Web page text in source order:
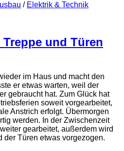
/ Elektrik & Technik
und Türen
im Haus und macht den
er etwas warten, weil der
gebraucht hat. Zum Glück hat
soweit vorgearbeitet,
Anstrich erfolgt. Übermorgen
werden. In der Zwischenzeit
gearbeitet, außerdem wird
der Türen etwas vorgezogen.